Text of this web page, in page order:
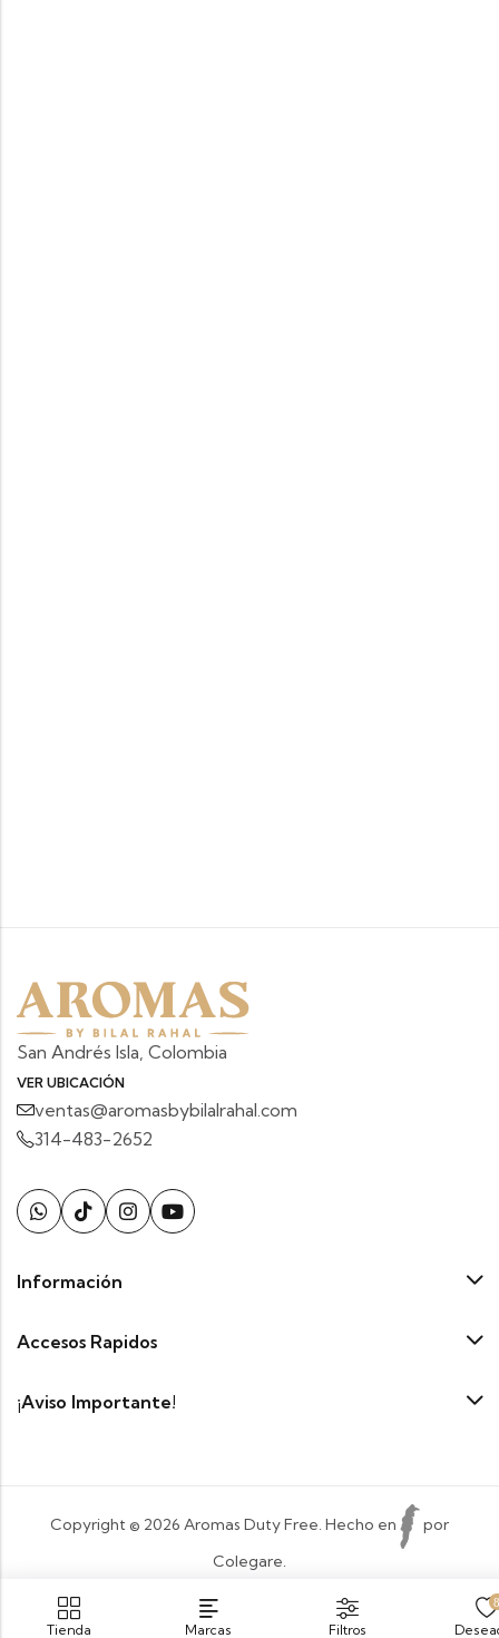
San Andrés Isla, Colombia
VER UBICACIÓN
ventas@aromasbybilalrahal.com
314-483-2652
Información
Accesos Rapidos
¡Aviso Importante!
Copyright © 2026 Aromas Duty Free. Hecho en
por
Colegare.
Payment:
Tienda Marcas Filtros